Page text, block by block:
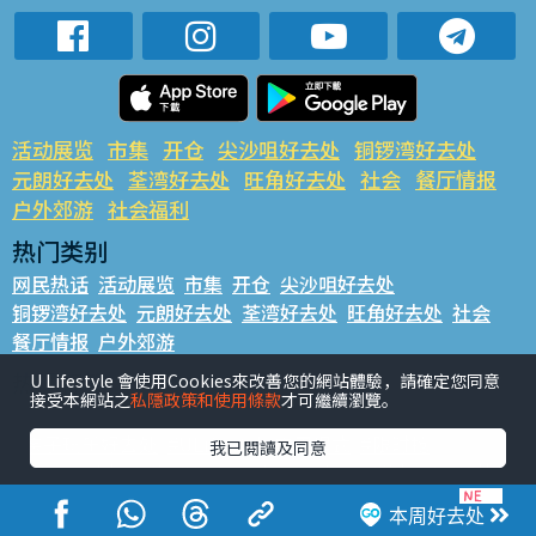
本周好去处
活动展览 市集 开仓 尖沙咀好去处 铜锣湾好去处
元朗好去处 荃湾好去处 旺角好去处 社会 餐厅情报
户外郊游 社会福利
热门类别
网民热话 活动展览 市集 开仓 尖沙咀好去处
铜锣湾好去处 元朗好去处 荃湾好去处 旺角好去处 社会
餐厅情报 户外郊游
热门标签
#UGO揾好去处 #人气活动推介 #美食社群热话
#ULifestyle应用程式
#UJetso礼物放送 #ULifestyle商户中心 #著数 #网络热话
香港经济日报版权所有©2026
U Lifestyle 會使用Cookies來改善您的網站體驗，請確定您同意
接受本網站之私隱政策和使用條款才可繼續瀏覽。
我已閱讀及同意